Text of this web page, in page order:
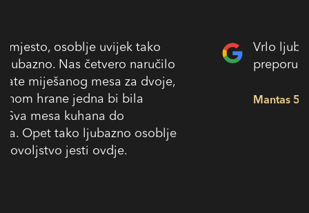
Vrlo ljubazno osoblje, vrlo ukusna hrana!
preporučujem.
Mantas 5/5